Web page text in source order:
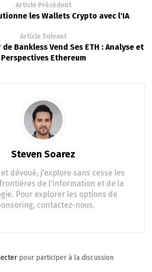
Article Précédent
les Wallets Crypto avec l'IA
Article Suivant
Bankless Vend Ses ETH : Analyse et
Perspectives Ethereum
Steven Soarez
dévoué, j'explore sans cesse les
de l'information et de la
Pour explorer les options de
contactez-nous.
pour participer à la discussion